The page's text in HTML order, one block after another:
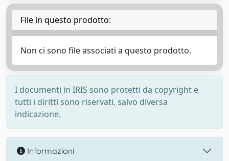
File in questo prodotto:
Non ci sono file associati a questo prodotto.
I documenti in IRIS sono protetti da copyright e
tutti i diritti sono riservati, salvo diversa
indicazione.
Informazioni